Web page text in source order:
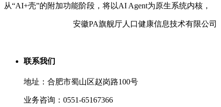
从“AI+壳”的附加功能阶段，将以AI Agent为原生系统内核，
安徽PA旗舰厅人口健康信息技术有限公司
联系我们
地址：合肥市蜀山区赵岗路100号
业务咨询：0551-65167366